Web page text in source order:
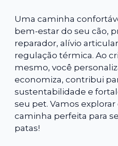
Uma caminha
bem-estar do seu cão,
reparador, alívio
regulação térmica. Ao
mesmo, você
economiza, contribui
sustentabilidade e
seu pet. Vamos
caminha perfeita para
patas!